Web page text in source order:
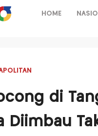
HOME
di
Diimbau